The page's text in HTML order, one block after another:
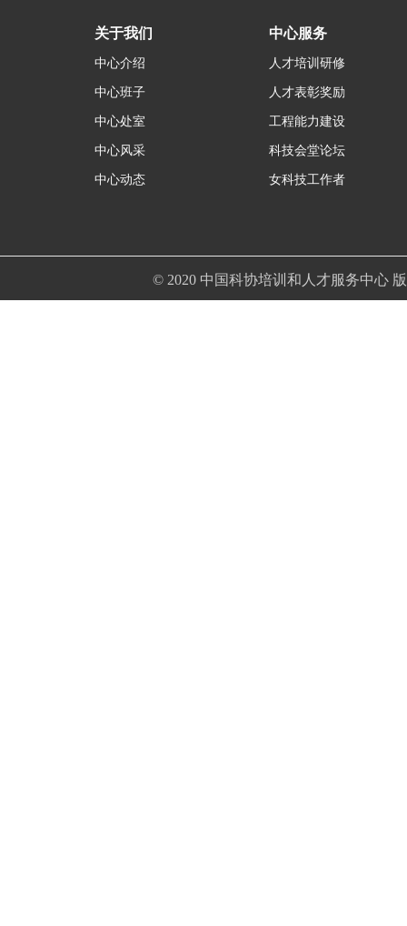
关于我们
中心介绍
中心班子
中心处室
中心风采
中心动态
中心服务
人才培训研修
人才表彰奖励
工程能力建设
科技会堂论坛
女科技工作者
© 2020 中国科协培训和人才服务中心